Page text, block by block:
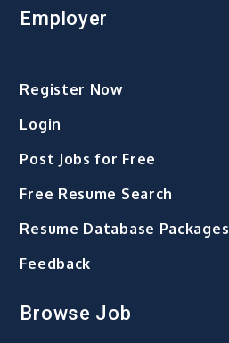
Employer
Register Now
Login
Post Jobs for Free
Free Resume Search
Resume Database Packages
Feedback
Browse Job